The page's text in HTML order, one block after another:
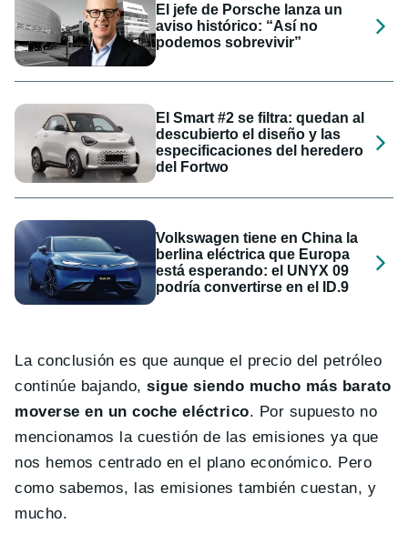
El jefe de Porsche lanza un
aviso histórico: “Así no
podemos sobrevivir”
El Smart #2 se filtra: quedan al
descubierto el diseño y las
especificaciones del heredero
del Fortwo
Volkswagen tiene en China la
berlina eléctrica que Europa
está esperando: el UNYX 09
podría convertirse en el ID.9
La conclusión es que aunque el precio del petróleo
continúe bajando,sigue siendo mucho más barato
moverse en un coche eléctrico. Por supuesto no
mencionamos la cuestión de las emisiones ya que
nos hemos centrado en el plano económico. Pero
como sabemos, las emisiones también cuestan, y
mucho.